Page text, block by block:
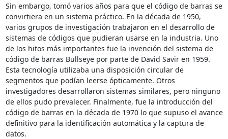
Sin embargo, tomó varios años para que el código de barras se
convirtiera en un sistema práctico. En la década de 1950,
varios grupos de investigación trabajaron en el desarrollo de
sistemas de códigos que pudieran usarse en la industria. Uno
de los hitos más importantes fue la invención del sistema de
código de barras Bullseye por parte de David Savir en 1959.
Esta tecnología utilizaba una disposición circular de
segmentos que podían leerse ópticamente. Otros
investigadores desarrollaron sistemas similares, pero ninguno
de ellos pudo prevalecer. Finalmente, fue la introducción del
código de barras en la década de 1970 lo que supuso el avance
definitivo para la identificación automática y la captura de
datos.